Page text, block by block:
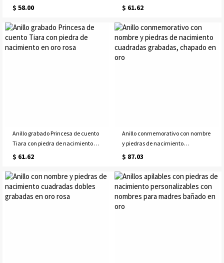
ley
$ 58.00
bañado en oro
$ 61.62
Anillo grabado Princesa de cuento
Tiara con piedra de nacimiento en
oro rosa
$ 61.62
Anillo conmemorativo con nombre
y piedras de nacimiento
cuadradas grabadas, chapado en
$ 87.03